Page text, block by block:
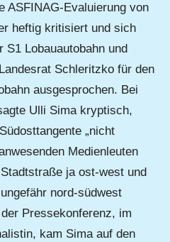
ASFINAG-Evaluierung von
heftig kritisiert und sich
S1 Lobauautobahn und
Schleritzko für den
ausgesprochen. Bei
Ulli Sima kryptisch,
„nicht
Medienleuten
ja ost-west und
nord-südwest
Pressekonferenz, im
kam Sima auf den